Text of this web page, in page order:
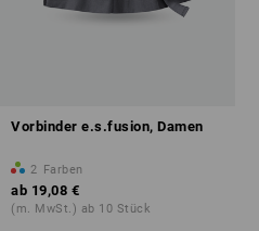
Vorbinder e.s.fusion, Damen
2 Farben
ab 19,08 €
(m. MwSt.) ab 10 Stück